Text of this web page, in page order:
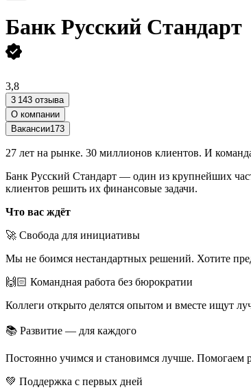
Банк Русский Стандарт
3,8
3 143 отзыва
О компании
Вакансии173
27 лет на рынке. 30 миллионов клиентов. И
Банк Русский Стандарт — один из крупнейших
клиентов решить их финансовые задачи.
Что вас ждёт
🚀 Свобода для инициативы
Мы не боимся нестандартных решений. Хотите
🙌🏻 Командная работа без бюрократии
Коллеги открыто делятся опытом и вместе ищут
📚 Развитие — для каждого
Постоянно учимся и становимся лучше. Помогаем
💚 Поддержка с первых дней